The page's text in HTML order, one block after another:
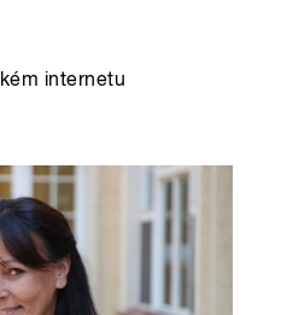
internetu